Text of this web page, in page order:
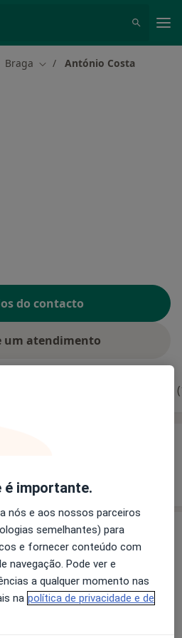
Braga Mudar de cidade
António Costa
do contacto
um atendimento
Opiniões
sobre a experiência
serviços e preços
não adicionou nenhuma
sobre serviços
é importante.
nós e aos nossos parceiros
semelhantes) para
e fornecer conteúdo com
navegação. Pode ver e
a qualquer momento nas
na política de privacidade e de